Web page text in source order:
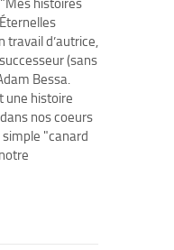
histoires
travail d’autrice,
(sans
Bessa.
une histoire
nos coeurs
simple "canard